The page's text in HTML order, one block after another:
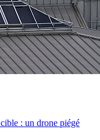
: un drone piégé